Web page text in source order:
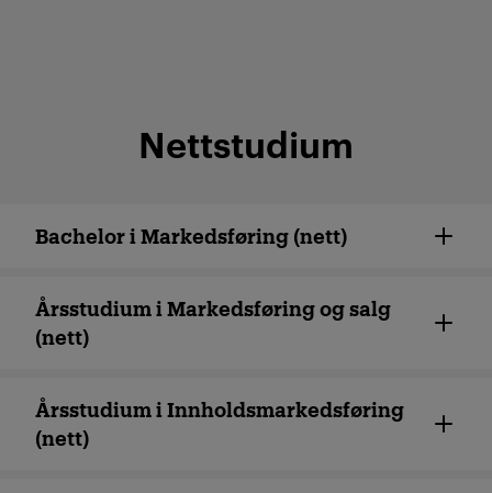
Nettstudium
Bachelor i Markedsføring (nett)
Årsstudium i Markedsføring og salg
(nett)
Årsstudium i Innholdsmarkedsføring
(nett)